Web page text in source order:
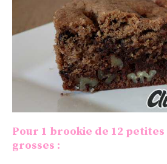
Pour 1 brookie de 12
grosses :